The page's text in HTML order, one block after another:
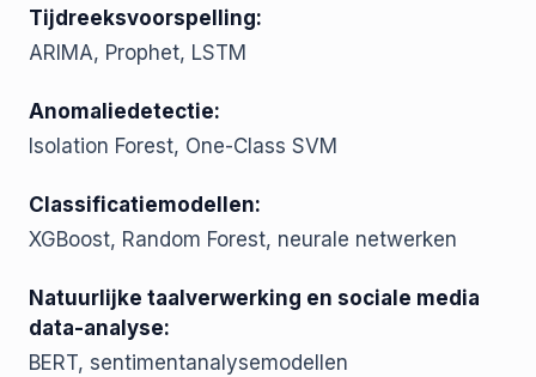
Tijdreeksvoorspelling:
ARIMA, Prophet, LSTM
Anomaliedetectie:
Isolation Forest, One-Class SVM
Classificatiemodellen:
XGBoost, Random Forest, neurale netwerken
Natuurlijke taalverwerking en sociale media
data-analyse:
BERT, sentimentanalysemodellen